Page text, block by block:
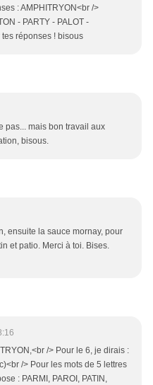
: AMPHITRYON<br />
- PARTY - PALOT -
tes réponses ! bisous
pas... mais bon travail aux
bisous.
ensuite la sauce mornay, pour
et patio. Merci à toi. Bises.
/> Pour le 6, je dirais :
/> Pour les mots de 5 lettres
: PARMI, PAROI, PATIN,